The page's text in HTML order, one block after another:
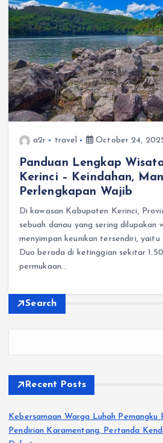
a2r travel October 24,
Panduan Lengkap
Kerinci – Keindahan,
Perlengkapan Wajib
Di kawasan Kabupaten Kerinci,
sebuah danau yang sering dilupakan
menyimpan keunikan tersendiri, yaitu
Duo berada di ketinggian sekitar
permukaan…
Search
Recent Posts
Kebersamaan Warga Luhah Pemangku
Pendirian Karamentang, Pertanda